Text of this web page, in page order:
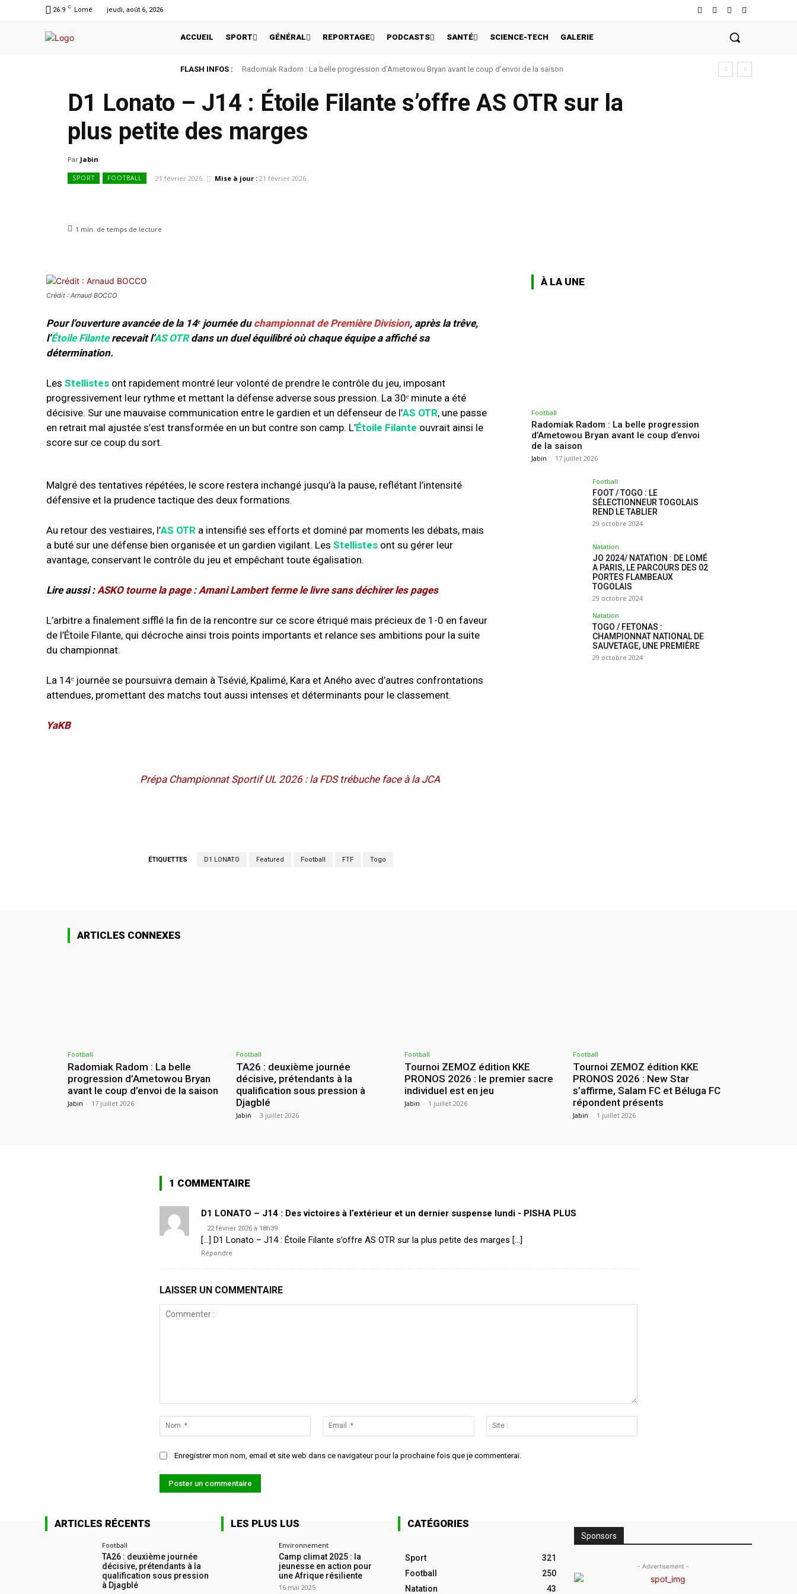
26.9 C Lomé jeudi, août 6, 2026
ACCUEIL SPORT GÉNÉRAL REPORTAGE PODCASTS SANTÉ SCIENCE-TECH GALERIE
FLASH INFOS : Radomiak Radom : La belle progression d’Ametowou Bryan avant le coup d’envoi de la saison
D1 Lonato – J14 : Étoile Filante s’offre AS OTR sur la
plus petite des marges
Par Jabin
SPORT FOOTBALL 21 février 2026 Mise à jour : 21 février 2026
1 min. de temps de lecture
Crédit : Arnaud BOCCO
Pour l’ouverture avancée de la 14ᵉ journée duchampionnat de Première Division, après la trêve,
l’Étoile Filanterecevait l’AS OTRdans un duel équilibré où chaque équipe a affiché sa
détermination.
Les Stellistes ont rapidement montré leur volonté de prendre le contrôle du jeu, imposant
progressivement leur rythme et mettant la défense adverse sous pression. La 30ᵉ minute a été
décisive. Sur une mauvaise communication entre le gardien et un défenseur de l’AS OTR, une passe
en retrait mal ajustée s’est transformée en un but contre son camp. L’Étoile Filante ouvrait ainsi le
score sur ce coup du sort.
Malgré des tentatives répétées, le score restera inchangé jusqu’à la pause, reflétant l’intensité
défensive et la prudence tactique des deux formations.
Au retour des vestiaires, l’AS OTR a intensifié ses efforts et dominé par moments les débats, mais
a buté sur une défense bien organisée et un gardien vigilant. Les Stellistes ont su gérer leur
avantage, conservant le contrôle du jeu et empêchant toute égalisation.
Lireaussi :ASKO tourne la page : Amani Lambert ferme le livre sans déchirer les pages
L’arbitre a finalement sifflé la fin de la rencontre sur ce score étriqué mais précieux de 1-0 en faveur
de l’Étoile Filante, qui décroche ainsi trois points importants et relance ses ambitions pour la suite
du championnat.
La 14ᵉ journée se poursuivra demain à Tsévié, Kpalimé, Kara et Aného avec d’autres confrontations
attendues, promettant des matchs tout aussi intenses et déterminants pour le classement.
YaKB
Prépa Championnat Sportif UL 2026 : la FDS trébuche face à la JCA
ÉTIQUETTES D1 LONATO Featured Football FTF Togo
À LA UNE
Football
Radomiak Radom : La belle progression
d’Ametowou Bryan avant le coup d’envoi
de la saison
Jabin - 17 juillet 2026
Football
FOOT / TOGO : LE
SÉLECTIONNEUR TOGOLAIS
REND LE TABLIER
29 octobre 2024
Natation
JO 2024/ NATATION : DE LOMÉ
A PARIS, LE PARCOURS DES 02
PORTES FLAMBEAUX
TOGOLAIS
29 octobre 2024
Natation
TOGO / FETONAS :
CHAMPIONNAT NATIONAL DE
SAUVETAGE, UNE PREMIÈRE
29 octobre 2024
ARTICLES CONNEXES
Football
Radomiak Radom : La belle
progression d’Ametowou Bryan
avant le coup d’envoi de la saison
Jabin - 17 juillet 2026
Football
TA26 : deuxième journée
décisive, prétendants à la
qualification sous pression à
Djagblé
Jabin - 3 juillet 2026
Football
Tournoi ZEMOZ édition KKE
PRONOS 2026 : le premier sacre
individuel est en jeu
Jabin - 1 juillet 2026
Football
Tournoi ZEMOZ édition KKE
PRONOS 2026 : New Star
s’affirme, Salam FC et Béluga FC
répondent présents
Jabin - 1 juillet 2026
1 COMMENTAIRE
D1 LONATO – J14 : Des victoires à l’extérieur et un dernier suspense lundi - PISHA PLUS
22 février 2026 à 18h39
[…] D1 Lonato – J14 : Étoile Filante s’offre AS OTR sur la plus petite des marges […]
Répondre
LAISSER UN COMMENTAIRE
:*
Email
:*
:
Enregistrer mon nom, email et site web dans ce navigateur pour la prochaine fois que je commenterai.
ARTICLES RÉCENTS
Football
TA26 : deuxième journée
décisive, prétendants à la
qualification sous pression
à Djagblé
LES PLUS LUS
Environnement
Camp climat 2025 : la
jeunesse en action pour
une Afrique résiliente
16 mai 2025
CATÉGORIES
Sport
321
Football
250
Natation
43
Sponsors
- Advertisement -